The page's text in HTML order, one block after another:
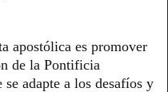
apostólica es promover
de la Pontificia
adapte a los desafíos y